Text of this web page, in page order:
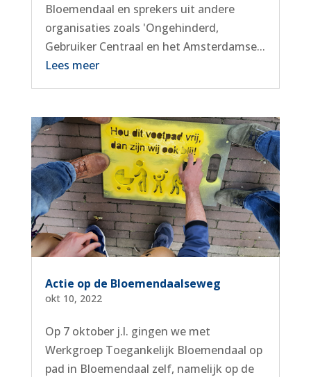
Bloemendaal en sprekers uit andere
organisaties zoals 'Ongehinderd,
Gebruiker Centraal en het Amsterdamse...
Lees meer
Actie op de Bloemendaalseweg
okt 10, 2022
Op 7 oktober j.l. gingen we met
Werkgroep Toegankelijk Bloemendaal op
pad in Bloemendaal zelf, namelijk op de